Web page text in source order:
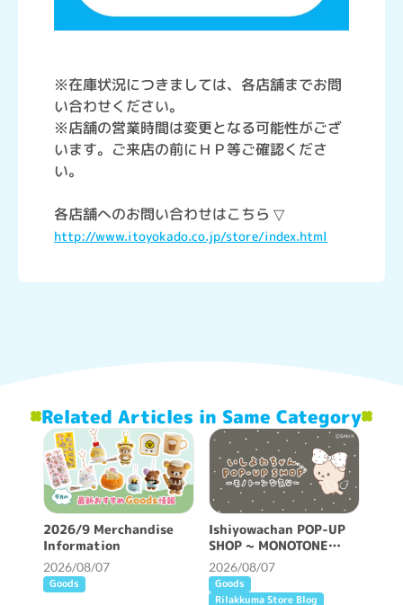
※在庫状況につきましては、各店舗までお問
い合わせください。
※店舗の営業時間は変更となる可能性がござ
います。ご来店の前にＨＰ等ご確認くださ
い。
各店舗へのお問い合わせはこちら ▽
http://www.itoyokado.co.jp/store/index.html
Related Articles in Same Category
2026/9 Merchandise
Information
2026/08/07
Goods
Ishiyowachan POP-UP
SHOP ~ MONOTONE
FEELING ~ will be held!
2026/08/07
Goods
Rilakkuma Store Blog